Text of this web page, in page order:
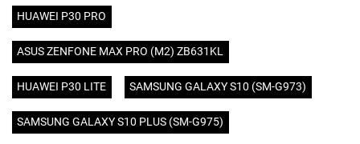
HUAWEI P30 PRO
ASUS ZENFONE MAX PRO (M2) ZB631KL
HUAWEI P30 LITE SAMSUNG GALAXY S10 (SM-G973)
SAMSUNG GALAXY S10 PLUS (SM-G975)